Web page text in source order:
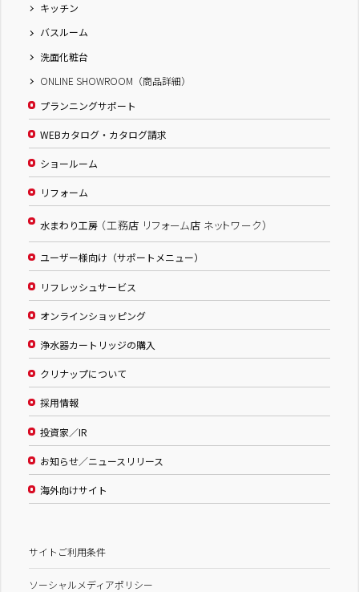
キッチン
バスルーム
洗面化粧台
ONLINE SHOWROOM（商品詳細）
プランニングサポート
WEBカタログ・カタログ請求
ショールーム
リフォーム
水まわり工房 （工務店 リフォーム店 ネットワーク）
ユーザー様向け（サポートメニュー）
リフレッシュサービス
オンラインショッピング
浄水器カートリッジの購入
クリナップについて
採用情報
投資家／IR
お知らせ／ニュースリリース
海外向けサイト
サイトご利用条件
ソーシャルメディアポリシー